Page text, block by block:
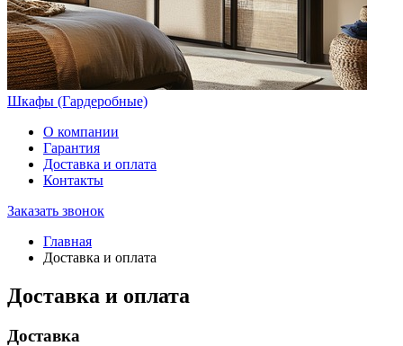
Шкафы (Гардеробные)
О компании
Гарантия
Доставка и оплата
Контакты
Заказать звонок
Главная
Доставка и оплата
Доставка и оплата
Доставка